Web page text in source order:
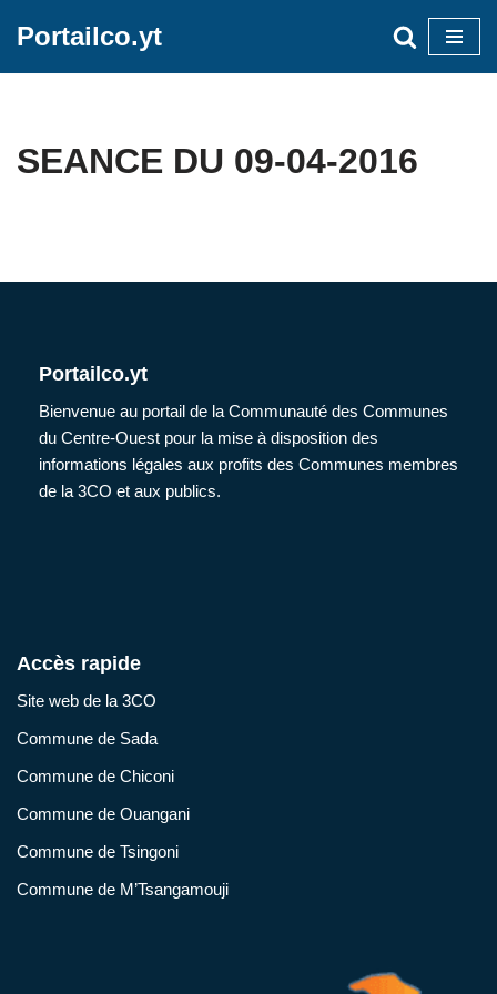
Portailco.yt
SEANCE DU 09-04-2016
Portailco.yt
Bienvenue au portail de la Communauté des Communes
du Centre-Ouest pour la mise à disposition des
informations légales aux profits des Communes membres
de la 3CO et aux publics.
Accès rapide
Site web de la 3CO
Commune de Sada
Commune de Chiconi
Commune de Ouangani
Commune de Tsingoni
Commune de M’Tsangamouji